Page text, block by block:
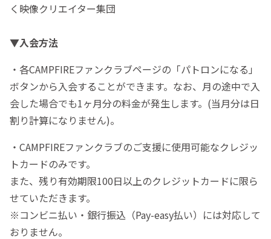
く映像クリエイター集団
▼入会方法
・各CAMPFIREファンクラブページの「パトロンになる」
ボタンから入会することができます。なお、月の途中で入
会した場合でも1ヶ月分の料金が発生します。(当月分は日
割り計算になりません)。
・CAMPFIREファンクラブのご支援に使用可能なクレジッ
トカードのみです。
また、残り有効期限100日以上のクレジットカードに限ら
せていただきます。
※コンビニ払い・銀行振込（Pay-easy払い）には対応して
おりません。